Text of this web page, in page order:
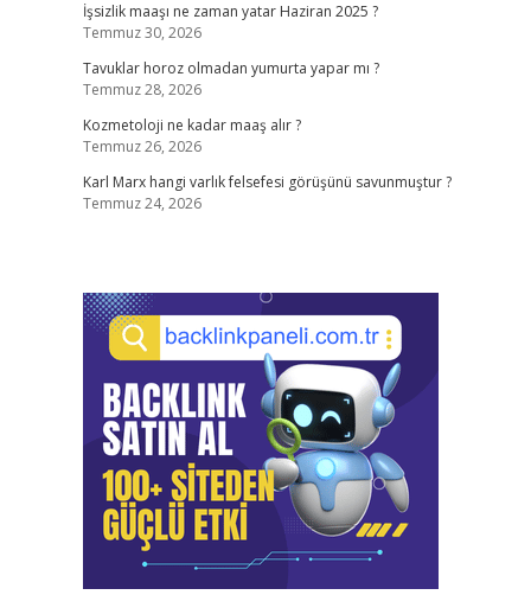
İşsizlik maaşı ne zaman yatar Haziran 2025 ?
Temmuz 30, 2026
Tavuklar horoz olmadan yumurta yapar mı ?
Temmuz 28, 2026
Kozmetoloji ne kadar maaş alır ?
Temmuz 26, 2026
Karl Marx hangi varlık felsefesi görüşünü savunmuştur ?
Temmuz 24, 2026